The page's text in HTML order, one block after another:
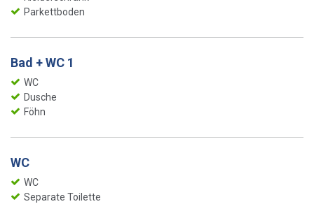
Parkettboden
Bad + WC 1
WC
Dusche
Föhn
WC
WC
Separate Toilette